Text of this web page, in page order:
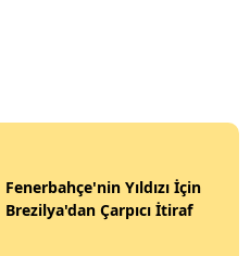
Fenerbahçe'nin Yıldızı İçin
Brezilya'dan Çarpıcı İtiraf